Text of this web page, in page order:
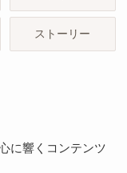
ストーリー
に響くコンテンツ